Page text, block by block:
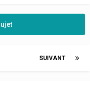
SUIVANT